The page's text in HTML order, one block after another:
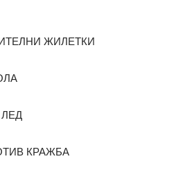
ЖИЛЕТКИ
КРАЖБА